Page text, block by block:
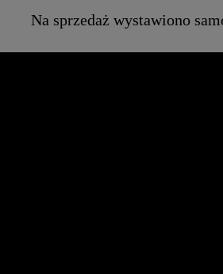
Na sprzedaż wystawiono